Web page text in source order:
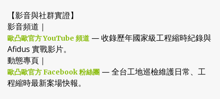
【影音與社群實證】
影音頻道｜
歐凸歐官方 YouTube 頻道 — 收錄歷年國家級工程縮時紀錄與
Afidus 實戰影片。
動態專頁｜
歐凸歐官方 Facebook 粉絲團 — 全台工地巡檢維護日常、工
程縮時最新案場快報。